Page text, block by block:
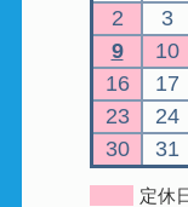
2
3
9
10
16
17
23
24
30
31
定休